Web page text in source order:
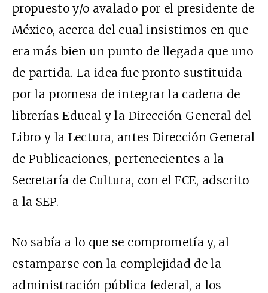
propuesto y/o avalado por el presidente de
México, acerca del cualinsistimos en que
era más bien un punto de llegada que uno
de partida. La idea fue pronto sustituida
por la promesa de integrar la cadena de
librerías Educal y la Dirección General del
Libro y la Lectura, antes Dirección General
de Publicaciones, pertenecientes a la
Secretaría de Cultura, con el FCE, adscrito
a la SEP.
No sabía a lo que se comprometía y, al
estamparse con la complejidad de la
administración pública federal, a los